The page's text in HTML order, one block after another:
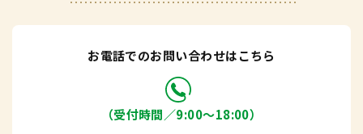
お電話でのお問い合わせはこちら
（受付時間／9:00〜18:00）